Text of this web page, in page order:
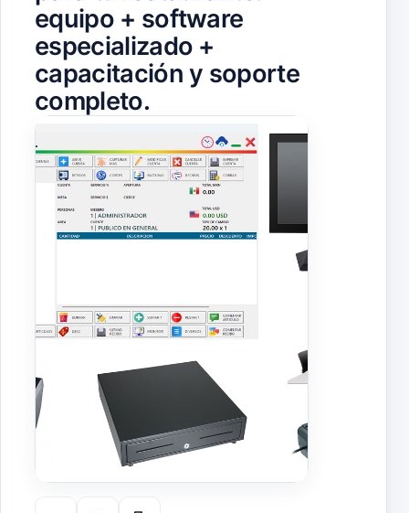
equipo + software
especializado +
capacitación y soporte
completo.